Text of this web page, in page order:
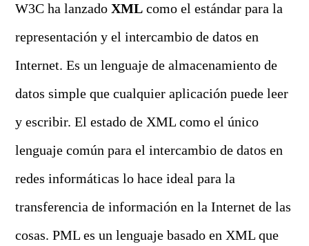
W3C ha lanzadoXML como el estándar para la
representación y el intercambio de datos en
Internet. Es un lenguaje de almacenamiento de
datos simple que cualquier aplicación puede leer
y escribir. El estado de XML como el único
lenguaje común para el intercambio de datos en
redes informáticas lo hace ideal para la
transferencia de información en la Internet de las
cosas. PML es un lenguaje basado en XML que